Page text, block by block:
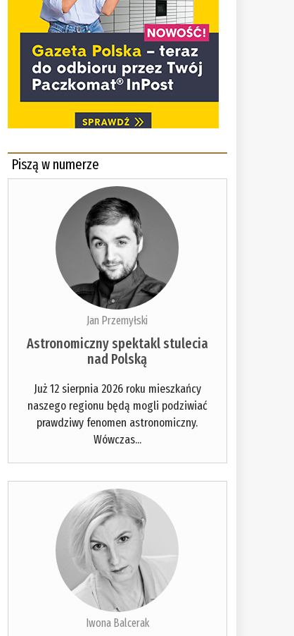
Piszą w numerze
Jan Przemyłski
Astronomiczny spektakl stulecia
nad Polską
Już 12 sierpnia 2026 roku mieszkańcy
naszego regionu będą mogli podziwiać
prawdziwy fenomen astronomiczny.
Wówczas...
Iwona Balcerak